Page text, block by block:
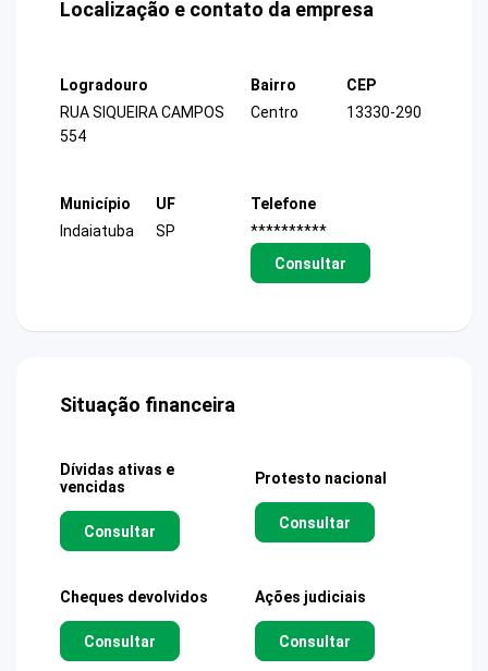
Localização e contato da empresa
Logradouro
RUA SIQUEIRA CAMPOS
554
Bairro
Centro
CEP
13330-290
Município
Indaiatuba
UF
SP
Telefone
**********
Consultar
Situação financeira
Dívidas ativas e
vencidas
Consultar
Protesto nacional
Consultar
Cheques devolvidos
Consultar
Ações judiciais
Consultar